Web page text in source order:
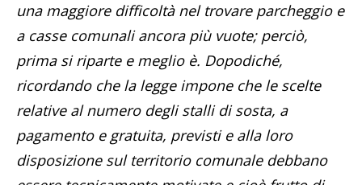
una maggiore difficoltà nel trovare parcheggio e
a casse comunali ancora più vuote; perciò,
prima si riparte e meglio è. Dopodiché,
ricordando che la legge impone che le scelte
relative al numero degli stalli di sosta, a
pagamento e gratuita, previsti e alla loro
disposizione sul territorio comunale debbano